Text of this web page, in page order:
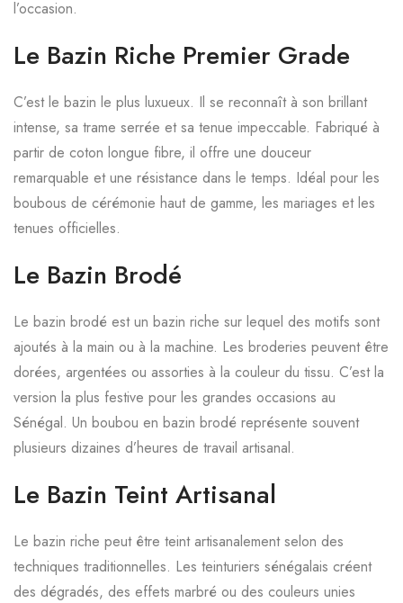
l’occasion.
Le Bazin Riche Premier Grade
C’est le bazin le plus luxueux. Il se reconnaît à son brillant
intense, sa trame serrée et sa tenue impeccable. Fabriqué à
partir de coton longue fibre, il offre une douceur
remarquable et une résistance dans le temps. Idéal pour les
boubous de cérémonie haut de gamme, les mariages et les
tenues officielles.
Le Bazin Brodé
Le bazin brodé est un bazin riche sur lequel des motifs sont
ajoutés à la main ou à la machine. Les broderies peuvent être
dorées, argentées ou assorties à la couleur du tissu. C’est la
version la plus festive pour les grandes occasions au
Sénégal. Un boubou en bazin brodé représente souvent
plusieurs dizaines d’heures de travail artisanal.
Le Bazin Teint Artisanal
Le bazin riche peut être teint artisanalement selon des
techniques traditionnelles. Les teinturiers sénégalais créent
des dégradés, des effets marbré ou des couleurs unies